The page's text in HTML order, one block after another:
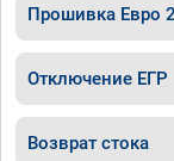
Прошивка Евро 2
Отключение ЕГР
Возврат стока